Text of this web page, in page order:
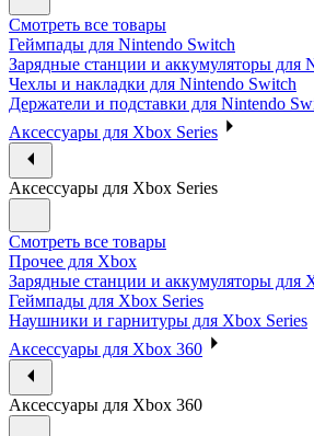
Смотреть все товары
Геймпады для Nintendo Switch
Зарядные станции и аккумуляторы для
Чехлы и накладки для Nintendo Switch
Держатели и подставки для Nintendo
Аксессуары для Xbox Series
Аксессуары для Xbox Series
Смотреть все товары
Прочее для Xbox
Зарядные станции и аккумуляторы для
Геймпады для Xbox Series
Наушники и гарнитуры для Xbox Series
Аксессуары для Xbox 360
Аксессуары для Xbox 360